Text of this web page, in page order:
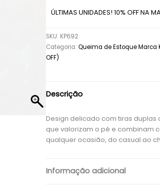
ÚLTIMAS UNIDADES! 10% OFF NA
SKU: KP692
Categoria: Queima de Estoque Marca
OFF)
Descrição
Design delicado com tiras duplas
que valorizam o pé e combinam
qualquer ocasião, do casual ao
Informação adicional